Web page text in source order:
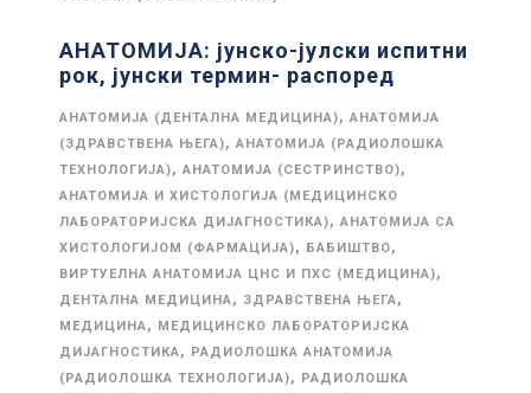
АНАТОМИЈА: јунско-јулски испитни
рок, јунски термин- распоред
АНАТОМИЈА (ДЕНТАЛНА МЕДИЦИНА), АНАТОМИЈА
(ЗДРАВСТВЕНА ЊЕГА), АНАТОМИЈА (РАДИОЛОШКА
ТЕХНОЛОГИЈА), АНАТОМИЈА (СЕСТРИНСТВО),
АНАТОМИЈА И ХИСТОЛОГИЈА (МЕДИЦИНСКО
ЛАБОРАТОРИЈСКА ДИЈАГНОСТИКА), АНАТОМИЈА СА
ХИСТОЛОГИЈОМ (ФАРМАЦИЈА), БАБИШТВО,
ВИРТУЕЛНА АНАТОМИЈА ЦНС И ПХС (МЕДИЦИНА),
ДЕНТАЛНА МЕДИЦИНА, ЗДРАВСТВЕНА ЊЕГА,
МЕДИЦИНА, МЕДИЦИНСКО ЛАБОРАТОРИЈСКА
ДИЈАГНОСТИКА, РАДИОЛОШКА АНАТОМИЈА
(РАДИОЛОШКА ТЕХНОЛОГИЈА), РАДИОЛОШКА